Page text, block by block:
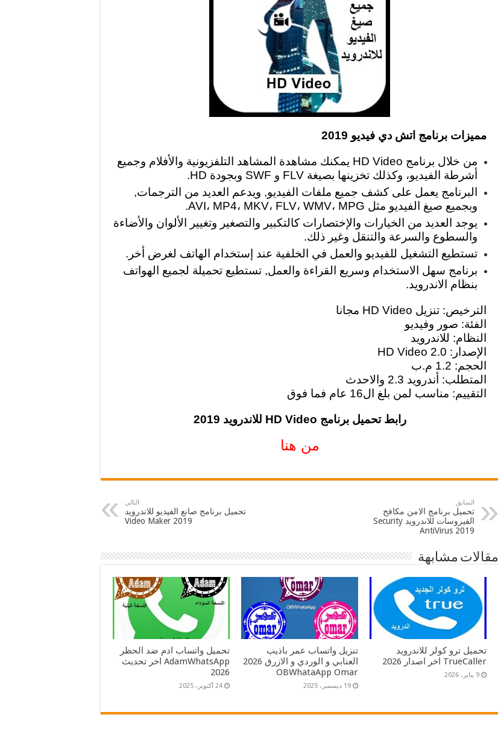
مميزات برنامج اتش دي فيديو 2019
من خلال برنامج HD Video يمكنك مشاهدة المشاهد التلفزيونية والأفلام وجميع
أشرطة الفيديو، وكذلك تخزينها بصيغة FLV و SWF وبجودة HD.
البرنامج يعمل على كشف جميع ملفات الفيديو, ويدعم العديد من الترجمات,
وبجميع صيغ الفيديو مثل AVI، MP4، MKV، FLV، WMV، MPG.
يوجد العديد من الخيارات والإختصارات كالتكبير والتصغير وتغيير الألوان والأضاءة
والسطوع والسرعة والتنقل وغير ذلك.
تستطيع التشغيل للفيديو والعمل في الخلفية عند إستخدام الهاتف لغرض أخر.
برنامج سهل الاستخدام وسريع القراءة والعمل, تستطيع تحميلة لجميع الهواتف
بنظام الاندرويد.
الترخيص: تنزيل HD Video مجانا
الفئة: صور وفيديو
النظام: للاندرويد
الإصدار: HD Video 2.0
الحجم: 1.2 م.ب
المتطلب: أندرويد 2.3 والاحدث
التقييم: مناسب لمن بلغ ال16 عام فما فوق
رابط تحميل برنامج HD Video للاندرويد 2019
من هنا
السابق
تحميل برنامج الامن مكافح
الفيروسات للاندرويد Security
AntiVirus 2019
التالي
تحميل برنامج صانع الفيديو للاندرويد
2019 Video Maker
مقالات مشابهة
تحميل ترو كولر للاندرويد
TrueCaller اخر اصدار 2026
9 يناير، 2026
تنزيل واتساب عمر باذيب
العنابي و الوردي و الازرق 2026
OBWhataApp Omar
19 ديسمبر، 2025
تحميل واتساب ادم ضد الحظر
AdamWhatsApp اخر تحديث
2026
24 أكتوبر، 2025